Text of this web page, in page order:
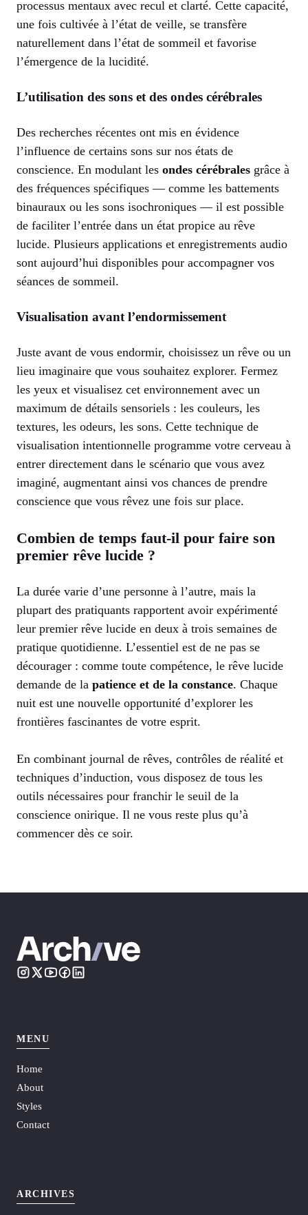
processus mentaux avec recul et clarté. Cette capacité,
une fois cultivée à l’état de veille, se transfère
naturellement dans l’état de sommeil et favorise
l’émergence de la lucidité.
L’utilisation des sons et des ondes cérébrales
Des recherches récentes ont mis en évidence
l’influence de certains sons sur nos états de
conscience. En modulant les ondes cérébrales grâce à
des fréquences spécifiques — comme les battements
binauraux ou les sons isochroniques — il est possible
de faciliter l’entrée dans un état propice au rêve
lucide. Plusieurs applications et enregistrements audio
sont aujourd’hui disponibles pour accompagner vos
séances de sommeil.
Visualisation avant l’endormissement
Juste avant de vous endormir, choisissez un rêve ou un
lieu imaginaire que vous souhaitez explorer. Fermez
les yeux et visualisez cet environnement avec un
maximum de détails sensoriels : les couleurs, les
textures, les odeurs, les sons. Cette technique de
visualisation intentionnelle programme votre cerveau à
entrer directement dans le scénario que vous avez
imaginé, augmentant ainsi vos chances de prendre
conscience que vous rêvez une fois sur place.
Combien de temps faut-il pour faire son
premier rêve lucide ?
La durée varie d’une personne à l’autre, mais la
plupart des pratiquants rapportent avoir expérimenté
leur premier rêve lucide en deux à trois semaines de
pratique quotidienne. L’essentiel est de ne pas se
décourager : comme toute compétence, le rêve lucide
demande de la patience et de la constance. Chaque
nuit est une nouvelle opportunité d’explorer les
frontières fascinantes de votre esprit.
En combinant journal de rêves, contrôles de réalité et
techniques d’induction, vous disposez de tous les
outils nécessaires pour franchir le seuil de la
conscience onirique. Il ne vous reste plus qu’à
commencer dès ce soir.
MENU
Home
About
Styles
Contact
ARCHIVES